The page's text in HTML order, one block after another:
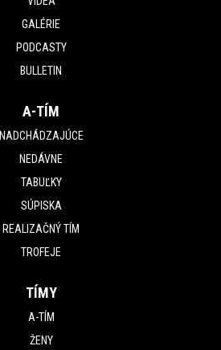
GALÉRIE
PODCASTY
BULLETIN
A-TÍM
NADCHÁDZAJÚCE
NEDÁVNE
TABUĽKY
SÚPISKA
REALIZAČNÝ TÍM
TROFEJE
TÍMY
A-TÍM
ŽENY